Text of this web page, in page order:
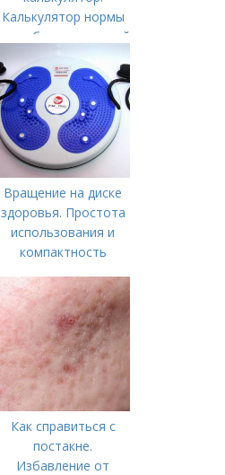
Калькулятор нормы
потребления калорий
Вращение на диске
здоровья. Простота
использования и
компактность
Как справиться с
постакне.
Избавление от